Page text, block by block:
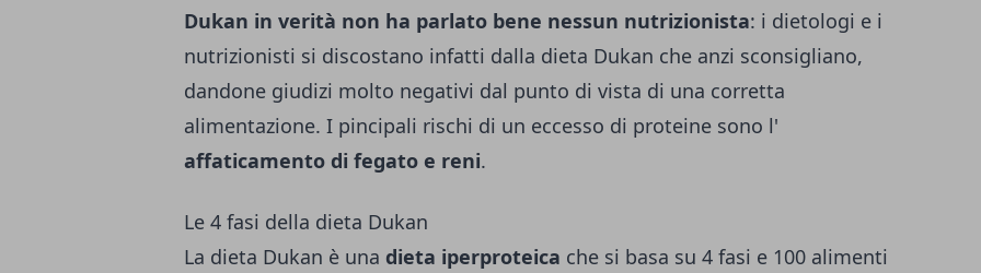
Dukan in verità non ha parlato bene nessun nutrizionista: i dietologi e i
nutrizionisti si discostano infatti dalla dieta Dukan che anzi sconsigliano,
dandone giudizi molto negativi dal punto di vista di una corretta
alimentazione. I pincipali rischi di un eccesso di proteine sono l'
affaticamento di fegato e reni.
Le 4 fasi della dieta Dukan
La dieta Dukan è una dieta iperproteica che si basa su 4 fasi e 100 alimenti